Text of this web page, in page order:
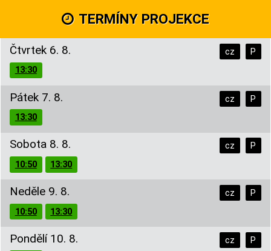
TERMÍNY PROJEKCE
Čtvrtek 6. 8. P
cz
13:30
Pátek 7. 8. P
cz
13:30
Sobota 8. 8. P
cz
10:50
13:30
Neděle 9. 8. P
cz
10:50
13:30
Pondělí 10. 8. P
cz